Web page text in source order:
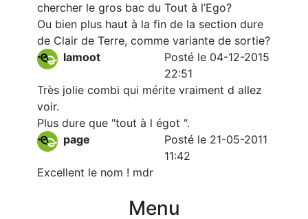
chercher le gros bac du Tout à l’Ego?
Ou bien plus haut à la fin de la section dure
de Clair de Terre, comme variante de sortie?
lamoot
Posté le 04-12-2015
22:51
Très jolie combi qui mérite vraiment d allez
voir.
Plus dure que "tout à l égot ".
page
Posté le 21-05-2011
11:42
Excellent le nom ! mdr
Menu